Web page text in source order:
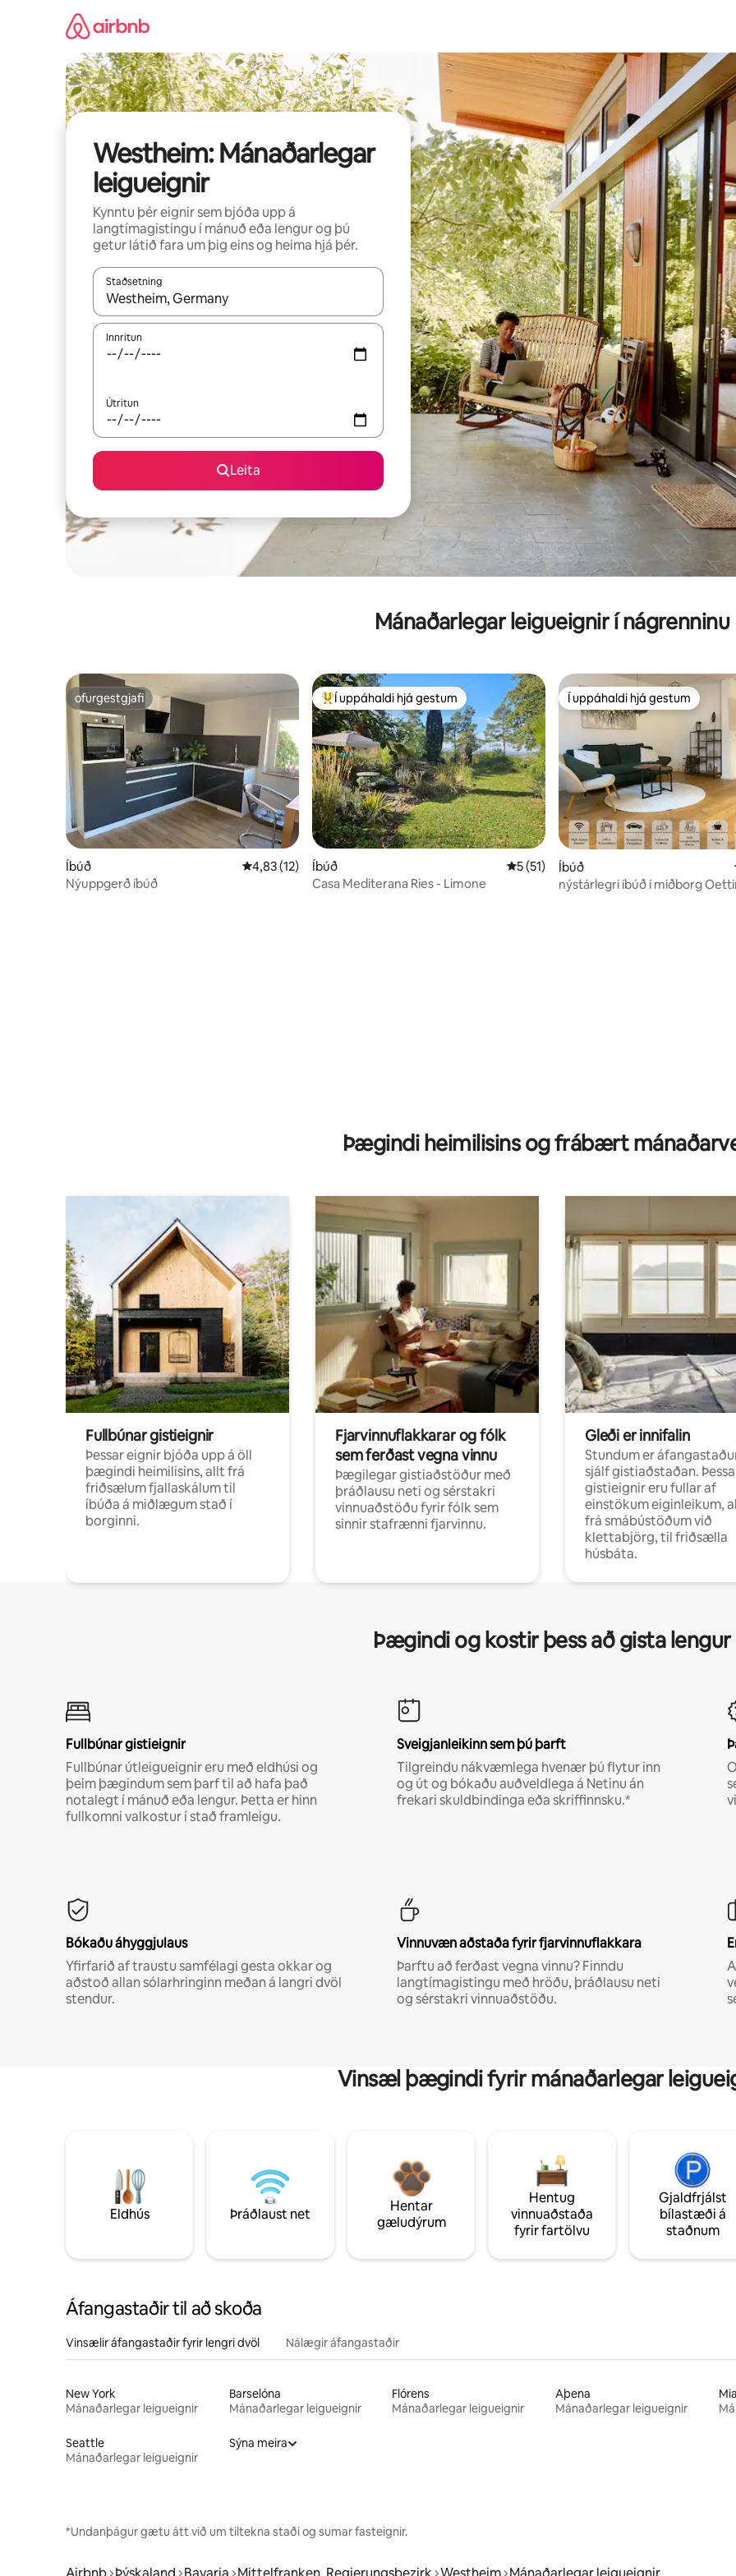
Westheim: Mánaðarlegar
leigueignir
Kynntu þér eignir sem bjóða upp á
langtímagistingu í mánuð eða lengur og þú
getur látið fara um þig eins og heima hjá þér.
Staðsetning
Þegar niðurstöður liggja fyrir skaltu nota upp og niður örvalyklana eða skoða með því að snerta eða strjúka.
Innritun
Útritun
Leita
Mánaðarlegar leigueignir í nágrenninu
ofurgestgjafi
ofurgestgjafi
Íbúð 4,83 af 5 í meðaleinkunn, 12 umsagnir
4,83 (12)
Nýuppgerð íbúð
Í mestu uppáhaldi hjá gestum
Í uppáhaldi hjá gestum
Íbúð 5 af 5 í meðaleinkunn, 51 umsagnir
5 (51)
Casa Mediterana Ries - Limone
Í uppáhaldi hjá gestum
Í uppáhaldi hjá gestum
Íbúð
nýstárlegri íbúð í miðborg
Þægindi heimilisins og frábært
Fullbúnar gistieignir
Þessar eignir bjóða upp á öll
þægindi heimilisins, allt frá
friðsælum fjallaskálum til
íbúða á miðlægum stað í
borginni.
Fjarvinnuflakkarar og fólk
sem ferðast vegna vinnu
Þægilegar gistiaðstöður með
þráðlausu neti og sérstakri
vinnuaðstöðu fyrir fólk sem
sinnir stafrænni fjarvinnu.
Gleði er innifalin
Stundum er
sjálf gistiaðstaðan.
gistieignir eru fullar af
einstökum eiginleikum,
frá smábústöðum við
klettabjörg, til friðsælla
húsbáta.
Þægindi og kostir þess að gista lengur
Fullbúnar gistieignir
Fullbúnar útleigueignir eru með eldhúsi og
þeim þægindum sem þarf til að hafa það
notalegt í mánuð eða lengur. Þetta er hinn
fullkomni valkostur í stað framleigu.
Sveigjanleikinn sem þú þarft
Tilgreindu nákvæmlega hvenær þú flytur inn
og út og bókaðu auðveldlega á Netinu án
frekari skuldbindinga eða skriffinnsku.*
Bókaðu áhyggjulaus
Yfirfarið af traustu samfélagi gesta okkar og
aðstoð allan sólarhringinn meðan á langri dvöl
stendur.
Vinnuvæn aðstaða fyrir fjarvinnuflakkara
Þarftu að ferðast vegna vinnu? Finndu
langtímagistingu með hröðu, þráðlausu neti
og sérstakri vinnuaðstöðu.
Vinsæl þægindi fyrir mánaðarlegar
Eldhús Þráðlaust net
Hentar
gæludýrum
Hentug
vinnuaðstaða
fyrir fartölvu
Gjaldfrjálst
bílastæði á
staðnum
Áfangastaðir til að skoða
Vinsælir áfangastaðir fyrir lengri dvöl Nálægir áfangastaðir
New York
Mánaðarlegar leigueignir
Barselóna
Mánaðarlegar leigueignir
Flórens
Mánaðarlegar leigueignir
Aþena
Mánaðarlegar leigueignir
Seattle
Mánaðarlegar leigueignir
Sýna meira
*Undanþágur gætu átt við um tiltekna staði og sumar fasteignir.